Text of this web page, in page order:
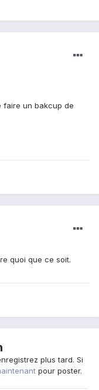
faire un bakcup de
quoi que ce soit.
plus tard. Si
pour poster.